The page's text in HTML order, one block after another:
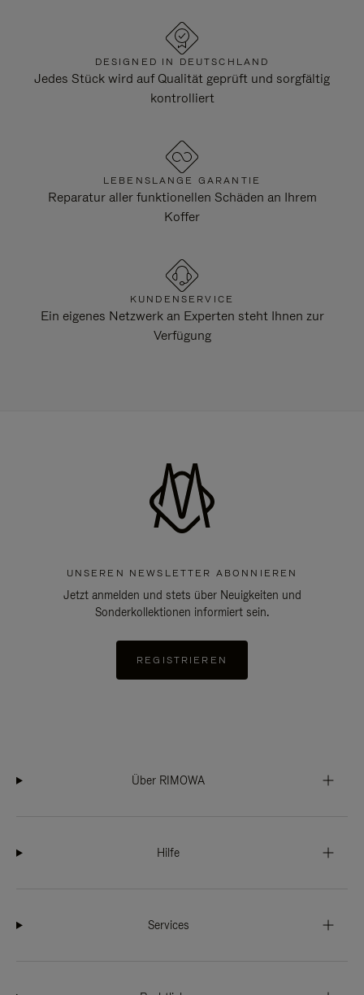
DESIGNED IN DEUTSCHLAND
Jedes Stück wird auf Qualität geprüft und sorgfältig
kontrolliert
LEBENSLANGE GARANTIE
Reparatur aller funktionellen Schäden an Ihrem
Koffer
KUNDENSERVICE
Ein eigenes Netzwerk an Experten steht Ihnen zur
Verfügung
UNSEREN NEWSLETTER ABONNIEREN
Jetzt anmelden und stets über Neuigkeiten und
Sonderkollektionen informiert sein.
REGISTRIEREN
Über RIMOWA
Hilfe
Services